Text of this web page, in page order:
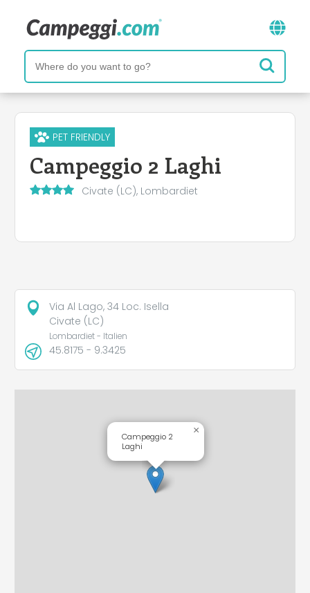
PET FRIENDLY
Campeggio 2 Laghi
Civate (LC), Lombardiet
Via Al Lago, 34 Loc. Isella
Civate (LC)
Lombardiet - Italien
45.8175 - 9.3425
Campeggio 2
Laghi
×